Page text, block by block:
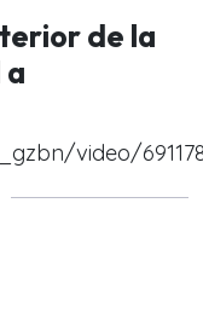
de la
a
video/